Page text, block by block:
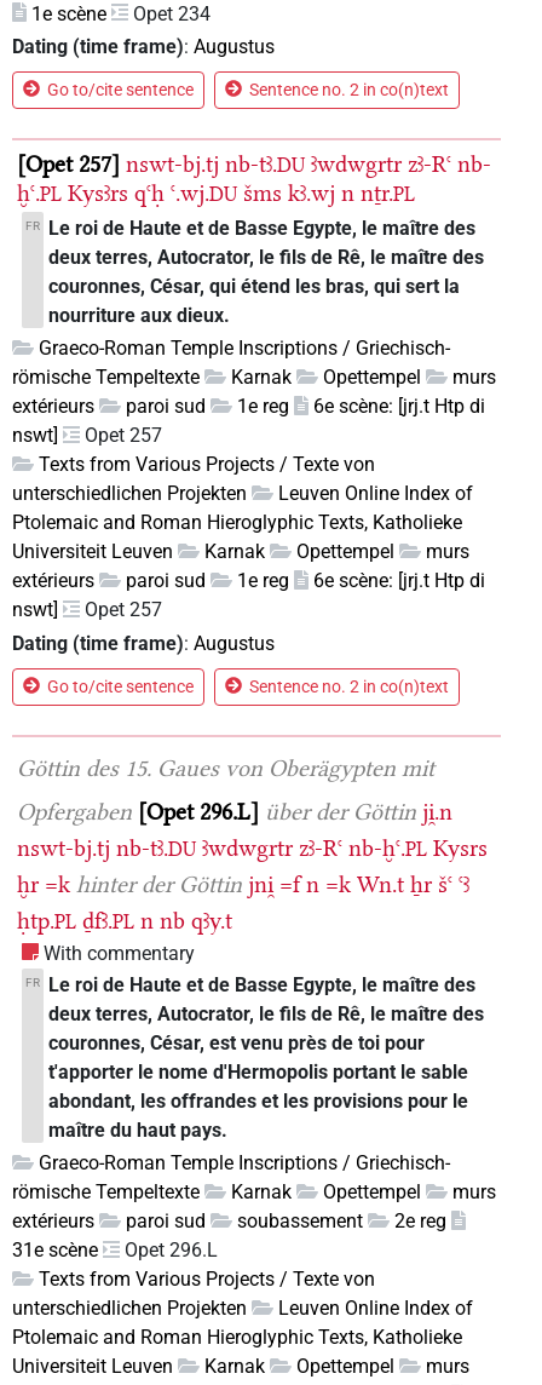
1e scène
Opet 234
Dating (time frame): Augustus
Go to/cite sentence Sentence no. 2 in co(n)text
Opet 257 nswt-bj.tj nb-tꜣ.DU ꜣwdwgrtr zꜣ-Rꜥ nb-
ḫꜥ.PL Kysꜣrs qꜥḥ ꜥ.wj.DU šms kꜣ.wj n nṯr.PL
FR
Le roi de Haute et de Basse Egypte, le maître des
deux terres, Autocrator, le fils de Rê, le maître des
couronnes, César, qui étend les bras, qui sert la
nourriture aux dieux.
Graeco-Roman Temple Inscriptions / Griechisch-
römische Tempeltexte
Karnak Opettempel
murs
extérieurs
paroi sud 1e reg
6e scène: [jrj.t Htp di
nswt]
Opet 257
Texts from Various Projects / Texte von
unterschiedlichen Projekten
Leuven Online Index of
Ptolemaic and Roman Hieroglyphic Texts, Katholieke
Universiteit Leuven
Karnak Opettempel
murs
extérieurs
paroi sud 1e reg
6e scène: [jrj.t Htp di
nswt]
Opet 257
Dating (time frame): Augustus
Go to/cite sentence Sentence no. 2 in co(n)text
Göttin des 15. Gaues von Oberägypten mit
Opfergaben Opet 296.L über der Göttin ji̯.n
nswt-bj.tj nb-tꜣ.DU ꜣwdwgrtr zꜣ-Rꜥ nb-ḫꜥ.PL Kysrs
ḫr =k hinter der Göttin jni̯ =f n =k Wn.t ẖr šꜥ ꜥꜣ
ḥtp.PL ḏfꜣ.PL n nb qꜣy.t
With commentary
FR
Le roi de Haute et de Basse Egypte, le maître des
deux terres, Autocrator, le fils de Rê, le maître des
couronnes, César, est venu près de toi pour
t'apporter le nome d'Hermopolis portant le sable
abondant, les offrandes et les provisions pour le
maître du haut pays.
Graeco-Roman Temple Inscriptions / Griechisch-
römische Tempeltexte
Karnak Opettempel
murs
extérieurs
paroi sud soubassement
2e reg
31e scène
Opet 296.L
Texts from Various Projects / Texte von
unterschiedlichen Projekten
Leuven Online Index of
Ptolemaic and Roman Hieroglyphic Texts, Katholieke
Universiteit Leuven
Karnak Opettempel
murs